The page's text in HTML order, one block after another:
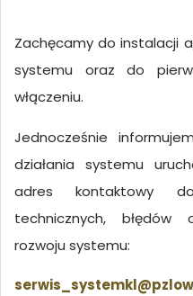
Zachęcamy do instalacji
systemu oraz do
włączeniu.
Jednocześnie
działania systemu
adres kontaktowy
technicznych, błędów
rozwoju systemu: